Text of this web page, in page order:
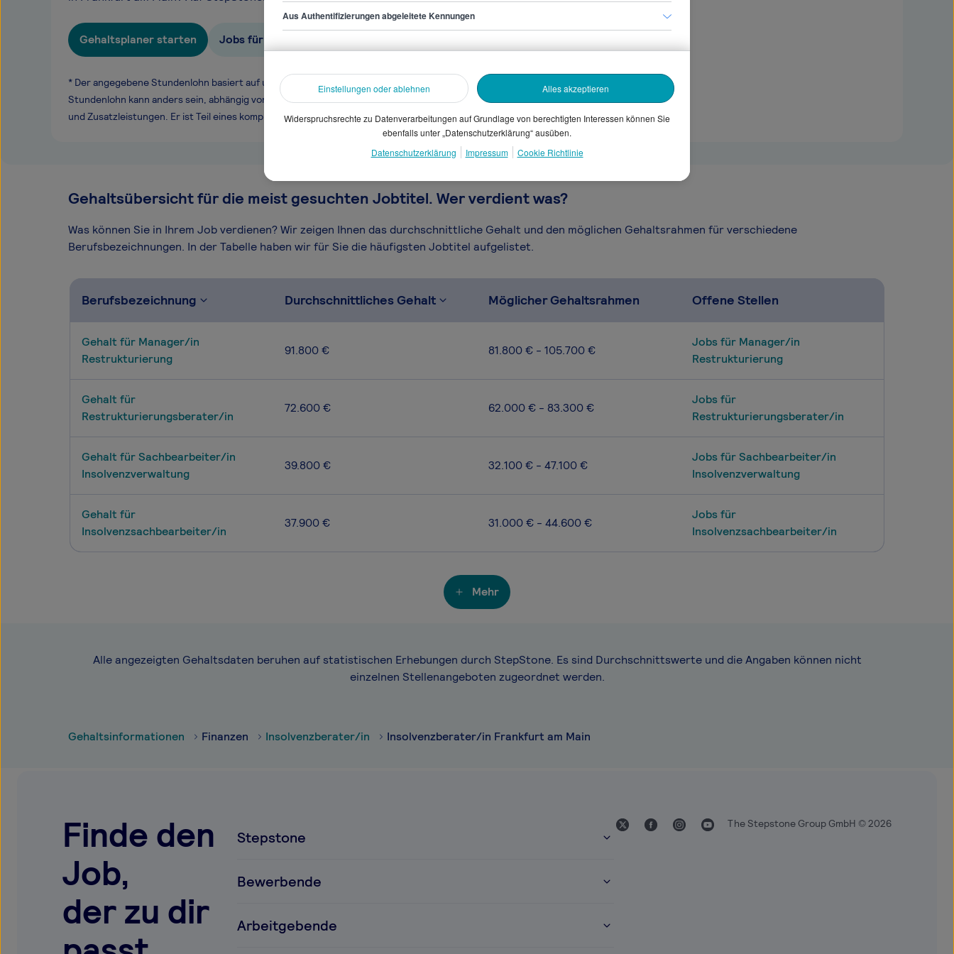
Gehaltsplaner starten Jobs für Insolvenzberater/in
* Der angegebene Stundenlohn basiert auf unseren gesammelten Daten. Dein
Stundenlohn kann anders sein, abhängig von Überstunden, Branche, Selbstständigkeit
und Zusatzleistungen. Er ist Teil eines komplexen Vergütungssystems.
Gehaltsübersicht für die meist gesuchten Jobtitel. Wer verdient was?
Was können Sie in Ihrem Job verdienen? Wir zeigen Ihnen das durchschnittliche Gehalt und den möglichen Gehaltsrahmen für verschiedene
Berufsbezeichnungen. In der Tabelle haben wir für Sie die häufigsten Jobtitel aufgelistet.
Berufsbezeichnung Durchschnittliches Gehalt Möglicher Gehaltsrahmen Offene Stellen
Gehalt für Manager/in
Restrukturierung
91.800 € 81.800 € - 105.700 €
Jobs für Manager/in
Restrukturierung
Gehalt für
Restrukturierungsberater/in
72.600 € 62.000 € - 83.300 €
Jobs für
Restrukturierungsberater/in
Gehalt für Sachbearbeiter/in
Insolvenzverwaltung
39.800 € 32.100 € - 47.100 €
Jobs für Sachbearbeiter/in
Insolvenzverwaltung
Gehalt für
Insolvenzsachbearbeiter/in
37.900 € 31.000 € - 44.600 €
Jobs für
Insolvenzsachbearbeiter/in
Mehr
Alle angezeigten Gehaltsdaten beruhen auf statistischen Erhebungen durch StepStone. Es sind Durchschnittswerte und die Angaben können nicht
einzelnen Stellenangeboten zugeordnet werden.
Gehaltsinformationen Finanzen Insolvenzberater/in Insolvenzberater/in Frankfurt am Main
Finde den
Job,
der zu dir
Stepstone
Bewerbende
Arbeitgebende
The Stepstone Group GmbH © 2026
Aus Authentifizierungen abgeleitete Kennungen
Einstellungen oder ablehnen Alles akzeptieren
Widerspruchsrechte zu Datenverarbeitungen auf Grundlage von berechtigten Interessen können Sie
ebenfalls unter „Datenschutzerklärung“ ausüben.
Datenschutzerklärung
Impressum Cookie Richtlinie